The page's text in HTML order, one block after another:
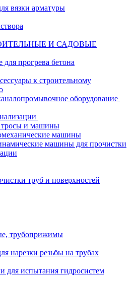
вязки арматуры
И САДОВЫЕ
прогрева бетона
к строительному
оборудование
и машины
машины
машины для прочистки
труб и поверхностей
трубоприжимы
нарезки резьбы на трубах
для испытания гидросистем